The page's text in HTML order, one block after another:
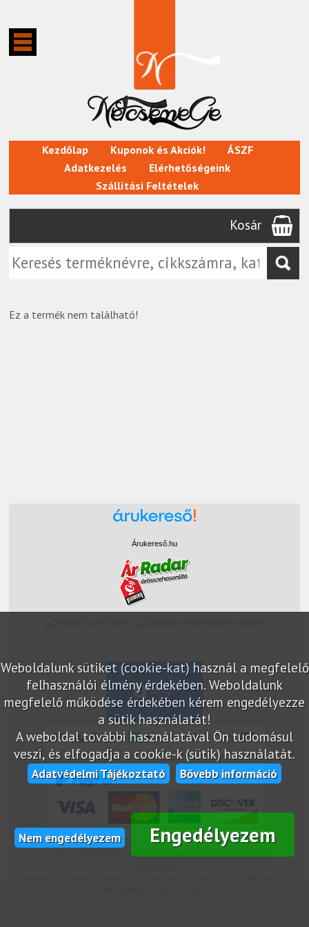
Kezdőlap Kuponok és Akciók!
ÁSZF
Adatkezelés
Elérhetőségeink
Szállítási Feltételek
Kosár
Ez a termék nem található!
Weboldalunk sütiket (cookie-kat) használ a megfelelő
felhasználói élmény érdekében. Weboldalunk
megfelelő működése érdekében kérem engedélyezze
a sütik használatát!
A weboldal további használatával Ön tudomásul
veszi, és elfogadja a cookie-k (sütik) használatát.
Adatvédelmi Tájékoztató Bővebb információ
Nem engedélyezem Engedélyezem
Árukereső.hu
Az oldalon feltüntetek árak bruttó árak. Az árváltoztatás jogát